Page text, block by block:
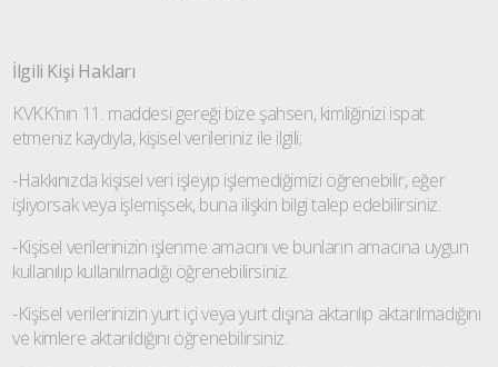
İlgili Kişi Hakları
KVKK’nın 11. maddesi gereği bize şahsen, kimliğinizi ispat
etmeniz kaydıyla, kişisel verileriniz ile ilgili;
-Hakkınızda kişisel veri işleyip işlemediğimizi öğrenebilir, eğer
işliyorsak veya işlemişsek, buna ilişkin bilgi talep edebilirsiniz.
-Kişisel verilerinizin işlenme amacını ve bunların amacına uygun
kullanılıp kullanılmadığı öğrenebilirsiniz.
-Kişisel verilerinizin yurt içi veya yurt dışına aktarılıp aktarılmadığını
ve kimlere aktarıldığını öğrenebilirsiniz.